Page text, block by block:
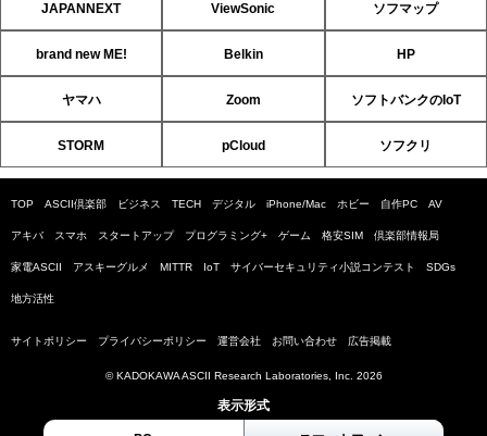
JAPANNEXT ViewSonic ソフマップ
brand new ME! Belkin HP
ヤマハ Zoom ソフトバンクのIoT
STORM pCloud ソフクリ
TOP ASCII倶楽部 ビジネス TECH デジタル iPhone/Mac ホビー 自作PC AV
アキバ スマホ スタートアップ プログラミング+ ゲーム 格安SIM 倶楽部情報局
家電ASCII アスキーグルメ MITTR IoT サイバーセキュリティ小説コンテスト SDGs
地方活性
サイトポリシー プライバシーポリシー 運営会社 お問い合わせ 広告掲載
© KADOKAWA ASCII Research Laboratories, Inc. 2026
表示形式